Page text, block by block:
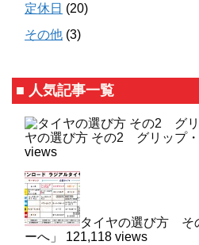
定休日 (20)
その他 (3)
■ 人気記事一覧
ヤの選び方 その2 グリップ
views
タイヤの選び方 そ
ーへ」
121,118 views